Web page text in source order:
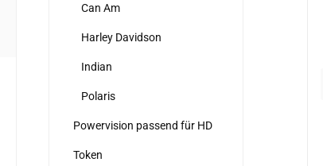
Can Am
Harley Davidson
Indian
Polaris
Powervision passend für HD
Token